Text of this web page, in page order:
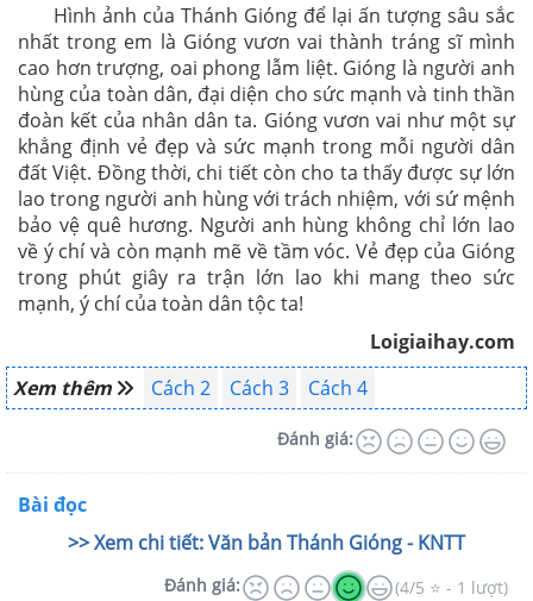
Hình ảnh của Thánh Gióng để lại ấn tượng sâu sắc
nhất trong em là Gióng vươn vai thành tráng sĩ mình
cao hơn trượng, oai phong lẫm liệt. Gióng là người anh
hùng của toàn dân, đại diện cho sức mạnh và tinh thần
đoàn kết của nhân dân ta. Gióng vươn vai như một sự
khẳng định vẻ đẹp và sức mạnh trong mỗi người dân
đất Việt. Đồng thời, chi tiết còn cho ta thấy được sự lớn
lao trong người anh hùng với trách nhiệm, với sứ mệnh
bảo vệ quê hương. Người anh hùng không chỉ lớn lao
về ý chí và còn mạnh mẽ về tầm vóc. Vẻ đẹp của Gióng
trong phút giây ra trận lớn lao khi mang theo sức
mạnh, ý chí của toàn dân tộc ta!
Loigiaihay.com
Xem thêm
Cách 2 Cách 3 Cách 4
Đánh giá:
Bài đọc
>> Xem chi tiết: Văn bản Thánh Gióng - KNTT
Đánh giá: (4/5 ⭐ - 1 lượt)